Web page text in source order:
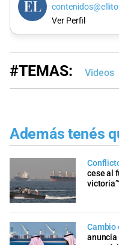
Ver Perfil
#TEMAS: Videos
Además tenés
cese al
Cambio
anuncia